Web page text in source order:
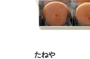
たねや